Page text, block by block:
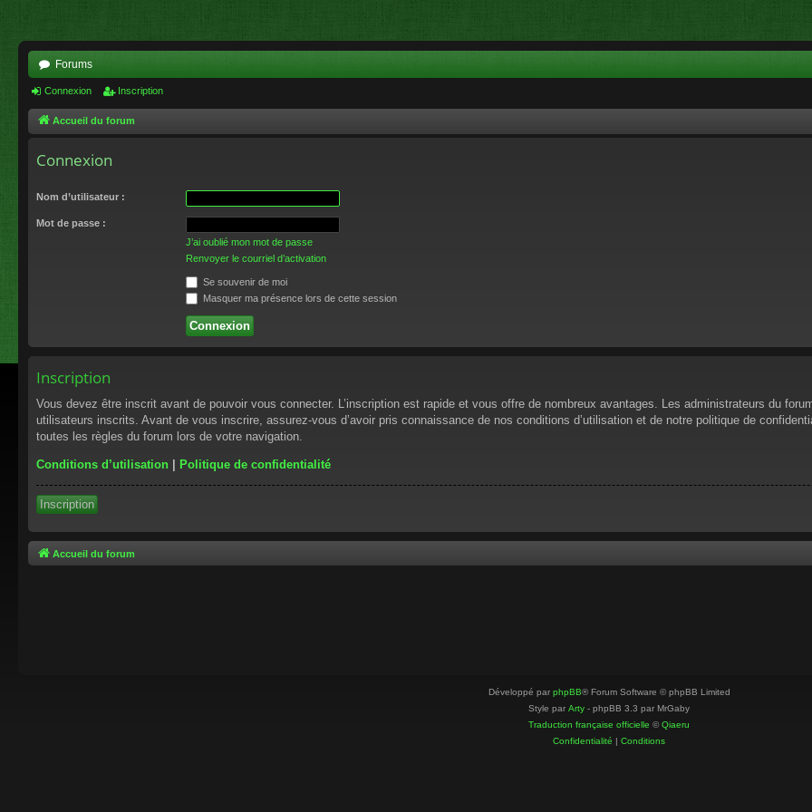
Forums
Connexion Inscription
Accueil du forum
Connexion
Nom d’utilisateur :
Mot de passe :
J’ai oublié mon mot de passe
Renvoyer le courriel d’activation
Se souvenir de moi
Masquer ma présence lors de cette session
Inscription
Vous devez être inscrit avant de pouvoir vous connecter. L’inscription est rapide et vous offre de nombreux avantages. Les administrateurs du
utilisateurs inscrits. Avant de vous inscrire, assurez-vous d’avoir pris connaissance de nos conditions d’utilisation et de notre politique de
toutes les règles du forum lors de votre navigation.
Conditions d’utilisation | Politique de confidentialité
Inscription
Accueil du forum
Développé par phpBB® Forum Software © phpBB Limited
Style par Arty - phpBB 3.3 par MrGaby
Traduction française officielle ©Qiaeru
Confidentialité | Conditions